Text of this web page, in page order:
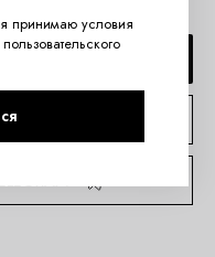
принимаю условия
пользовательского